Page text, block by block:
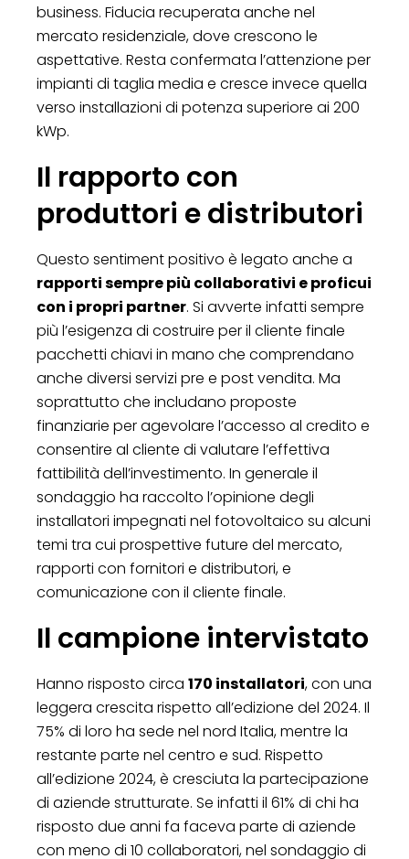
business. Fiducia recuperata anche nel
mercato residenziale, dove crescono le
aspettative. Resta confermata l’attenzione per
impianti di taglia media e cresce invece quella
verso installazioni di potenza superiore ai 200
kWp.
Il rapporto con
produttori e distributori
Questo sentiment positivo è legato anche a
rapporti sempre più collaborativi e proficui
con i propri partner. Si avverte infatti sempre
più l’esigenza di costruire per il cliente finale
pacchetti chiavi in mano che comprendano
anche diversi servizi pre e post vendita. Ma
soprattutto che includano proposte
finanziarie per agevolare l’accesso al credito e
consentire al cliente di valutare l’effettiva
fattibilità dell’investimento. In generale il
sondaggio ha raccolto l’opinione degli
installatori impegnati nel fotovoltaico su alcuni
temi tra cui prospettive future del mercato,
rapporti con fornitori e distributori, e
comunicazione con il cliente finale.
Il campione intervistato
Hanno risposto circa 170 installatori, con una
leggera crescita rispetto all’edizione del 2024. Il
75% di loro ha sede nel nord Italia, mentre la
restante parte nel centro e sud. Rispetto
all’edizione 2024, è cresciuta la partecipazione
di aziende strutturate. Se infatti il 61% di chi ha
risposto due anni fa faceva parte di aziende
con meno di 10 collaboratori, nel sondaggio di